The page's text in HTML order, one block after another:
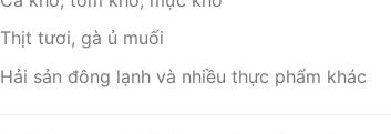
Thịt tươi, gà ủ muối
Hải sản đông lạnh và nhiều thực phẩm khác